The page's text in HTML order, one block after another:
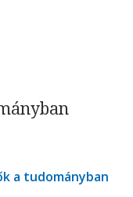
a tudományban